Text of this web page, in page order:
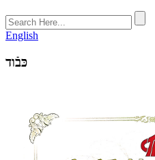
English
כּבֿוד